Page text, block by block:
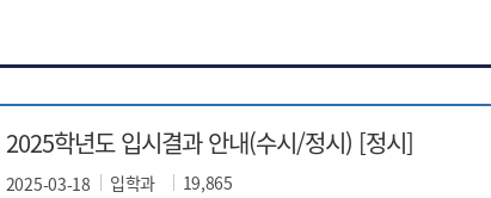
2025학년도 입시결과 안내(수시/정시) [정시]
입학과 19,865
2025-03-18